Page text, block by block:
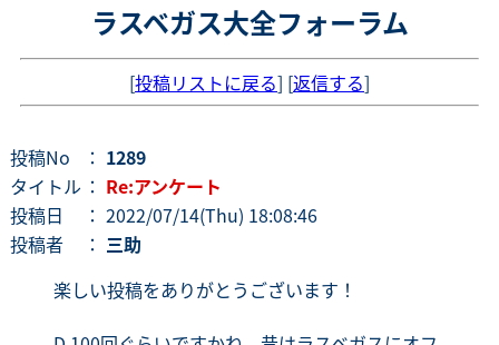
ラスベガス大全フォーラム
[投稿リストに戻る] [返信する]
投稿No ： 1289
タイトル ： Re:アンケート
投稿日
： 2022/07/14(Thu) 18:08:46
投稿者
： 三助
楽しい投稿をありがとうございます！